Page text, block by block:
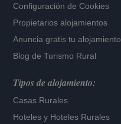
Configuración de Cookies
Propietarios alojamientos
Anuncia gratis tu alojamiento
Blog de Turismo Rural
Tipos de alojamiento:
Casas Rurales
Hoteles y Hoteles Rurales